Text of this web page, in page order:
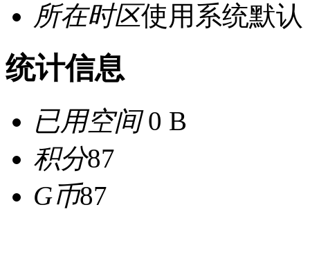
所在时区使用系统默认
统计信息
已用空间0 B
积分87
G币87